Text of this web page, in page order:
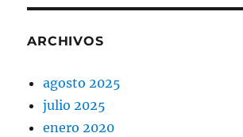
ARCHIVOS
agosto 2025
julio 2025
enero 2020